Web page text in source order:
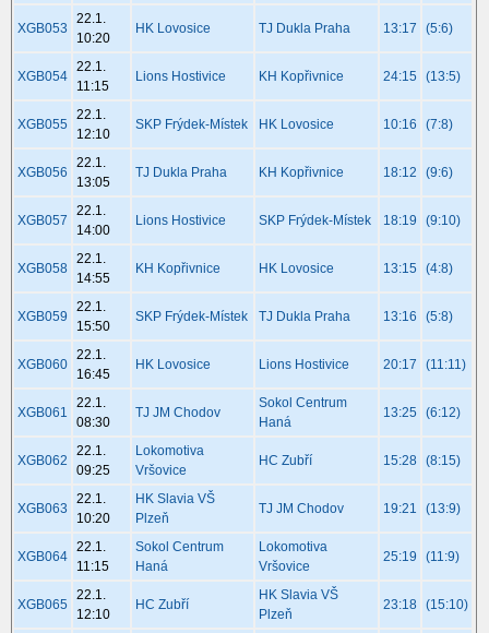
XGB053
22.1.
10:20
HK Lovosice TJ Dukla Praha 13:17 (5:6)
XGB054
22.1.
11:15
Lions Hostivice KH Kopřivnice 24:15 (13:5)
XGB055
22.1.
12:10
SKP Frýdek-Místek HK Lovosice 10:16 (7:8)
XGB056
22.1.
13:05
TJ Dukla Praha KH Kopřivnice 18:12 (9:6)
XGB057
22.1.
14:00
Lions Hostivice SKP Frýdek-Místek 18:19 (9:10)
XGB058
22.1.
14:55
KH Kopřivnice HK Lovosice 13:15 (4:8)
XGB059
22.1.
15:50
SKP Frýdek-Místek TJ Dukla Praha 13:16 (5:8)
XGB060
22.1.
16:45
HK Lovosice Lions Hostivice 20:17 (11:11)
XGB061
22.1.
08:30
TJ JM Chodov
Sokol Centrum
Haná
13:25 (6:12)
XGB062
22.1.
09:25
Lokomotiva
Vršovice
HC Zubří 15:28 (8:15)
XGB063
22.1.
10:20
HK Slavia VŠ
Plzeň
TJ JM Chodov 19:21 (13:9)
XGB064
22.1.
11:15
Sokol Centrum
Haná
Lokomotiva
Vršovice
25:19 (11:9)
XGB065
22.1.
12:10
HC Zubří
HK Slavia VŠ
Plzeň
23:18 (15:10)